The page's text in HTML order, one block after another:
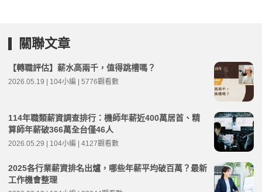
關聯文章
【轉職評估】薪水高兩千，值得跳槽嗎？
2026.05.19 | 104小編 | 5776觀看數
114年職類薪資調查排行：機師年薪近400萬居首、精
算師年薪破366萬全台僅46人
2026.05.29 | 104小編 | 4127觀看數
2025各行業薪資排名出爐，哪些年薪平均破百萬？最新
工作機會整理